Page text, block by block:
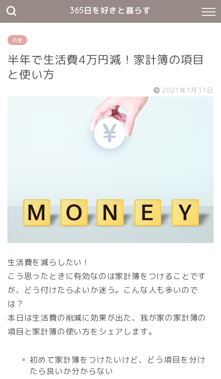
365日を好きと暮らす
お金
半年で生活費4万円減！家計簿の項目
と使い方
2021年1月31日
生活費を減らしたい！
こう思ったときに有効なのは家計簿をつけることです
が、どう付けたらよいか迷う。こんな人も多いので
は？
本日は生活費の削減に効果が出た、我が家の家計簿の
項目と家計簿の使い方をシェアします。
初めて家計簿をつけたいけど、どう項目を分け
たら良いか分からない